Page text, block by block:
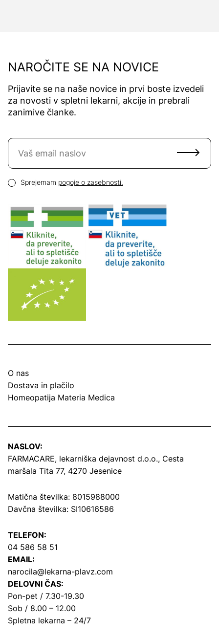
NAROČITE SE NA NOVICE
Prijavite se na naše novice in prvi boste izvedeli
za novosti v spletni lekarni, akcije in prebrali
zanimive članke.
Naročite se na novice
Pogoji zasebnosti
Sprejemam pogoje o zasebnosti.
O nas
Dostava in plačilo
Homeopatija Materia Medica
NASLOV:
FARMACARE, lekarniška dejavnost d.o.o., Cesta
maršala Tita 77, 4270 Jesenice
Matična številka: 8015988000
Davčna številka: SI10616586
TELEFON:
04 586 58 51
EMAIL:
narocila@lekarna-plavz.com
DELOVNI ČAS:
Pon-pet / 7.30-19.30
Sob / 8.00 – 12.00
Spletna lekarna – 24/7